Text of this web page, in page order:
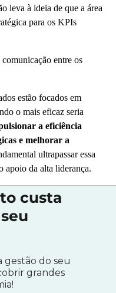
leva à ideia de que a área
para os KPIs
entre os
estão focados em
o mais eficaz seria
a eficiência
e melhorar a
ultrapassar essa
apoio da alta liderança.
custa
gestão do seu
grandes